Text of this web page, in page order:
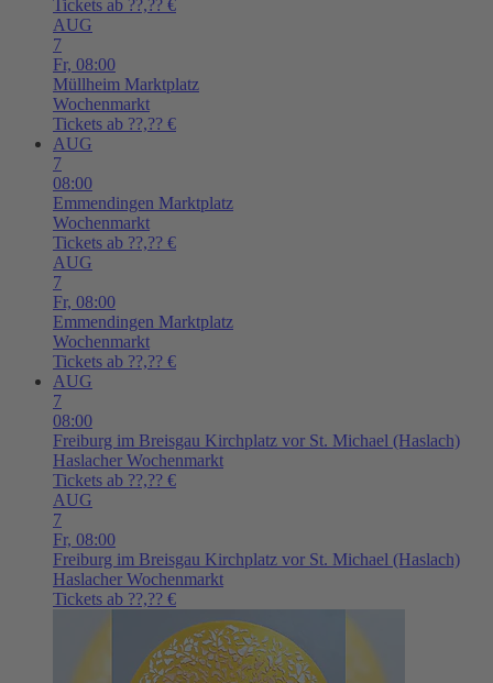
Tickets ab ??,?? €
AUG
7
Fr, 08:00
Müllheim Marktplatz
Wochenmarkt
Tickets ab ??,?? €
AUG
7
08:00
Emmendingen Marktplatz
Wochenmarkt
Tickets ab ??,?? €
AUG
7
Fr, 08:00
Emmendingen Marktplatz
Wochenmarkt
Tickets ab ??,?? €
AUG
7
08:00
Freiburg im Breisgau Kirchplatz vor St. Michael (Haslach)
Haslacher Wochenmarkt
Tickets ab ??,?? €
AUG
7
Fr, 08:00
Freiburg im Breisgau Kirchplatz vor St. Michael (Haslach)
Haslacher Wochenmarkt
Tickets ab ??,?? €